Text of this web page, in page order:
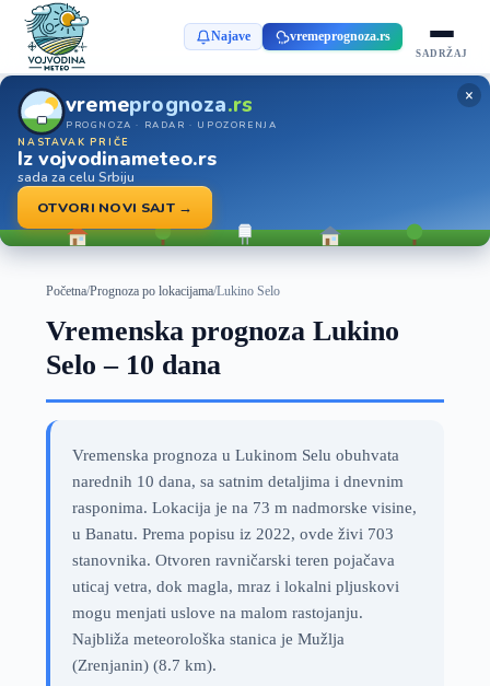
Najave vremeprognoza.rs
SADRŽAJ
vremeprognoza.rs
PROGNOZA · RADAR · UPOZORENJA
NASTAVAK PRIČE
Iz vojvodinameteo.rs
sada za celu Srbiju
OTVORI NOVI SAJT →
×
Početna/Prognoza po lokacijama/Lukino Selo
Vremenska prognoza Lukino
Selo – 10 dana
Vremenska prognoza u Lukinom Selu obuhvata
narednih 10 dana, sa satnim detaljima i dnevnim
rasponima. Lokacija je na 73 m nadmorske visine,
u Banatu. Prema popisu iz 2022, ovde živi 703
stanovnika. Otvoren ravničarski teren pojačava
uticaj vetra, dok magla, mraz i lokalni pljuskovi
mogu menjati uslove na malom rastojanju.
Najbliža meteorološka stanica je Mužlja
(Zrenjanin) (8.7 km).